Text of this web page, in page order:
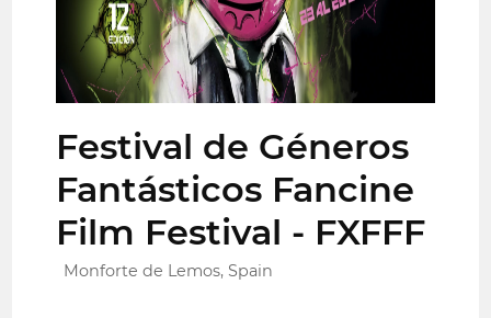
Festival de Géneros
Fantásticos Fancine
Film Festival - FXFFF
Monforte de Lemos, Spain